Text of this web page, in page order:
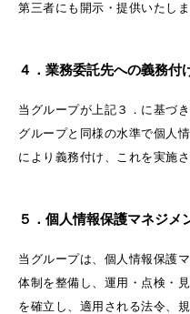
第三者にも開示・提供いたしま
４．業務委託先への義務付
当グループが上記３．に基づ
グループと同様の水準で個人
により義務付け、これを実施さ
５．個人情報保護マネジメ
当グループは、個人情報保護
体制を整備し、運用・点検・
を確立し、適用される法令、